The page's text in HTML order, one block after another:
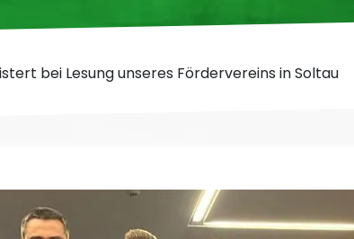
bei Lesung unseres Fördervereins in Soltau